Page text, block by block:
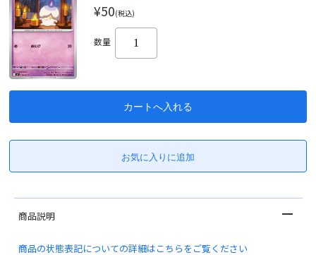
¥50(税込)
数量
商品説明
商品の状態表記についての詳細はこちらをご覧ください